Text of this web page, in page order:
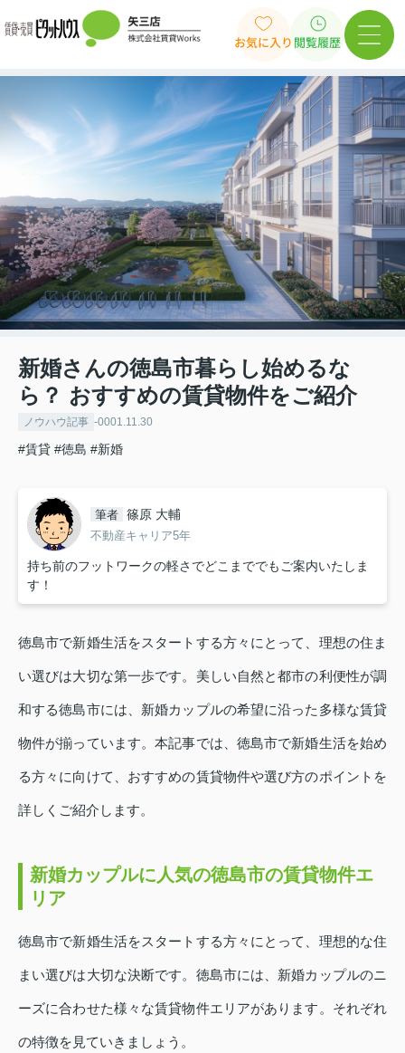
お気に入り 閲覧履歴
新婚さんの徳島市暮らし始めるな
ら？ おすすめの賃貸物件をご紹介
ノウハウ記事 -0001.11.30
#賃貸 #徳島 #新婚
筆者 篠原 大輔
不動産キャリア5年
持ち前のフットワークの軽さでどこまででもご案内いたしま
す！
徳島市で新婚生活をスタートする方々にとって、理想の住ま
い選びは大切な第一歩です。美しい自然と都市の利便性が調
和する徳島市には、新婚カップルの希望に沿った多様な賃貸
物件が揃っています。本記事では、徳島市で新婚生活を始め
る方々に向けて、おすすめの賃貸物件や選び方のポイントを
詳しくご紹介します。
新婚カップルに人気の徳島市の賃貸物件エ
リア
徳島市で新婚生活をスタートする方々にとって、理想的な住
まい選びは大切な決断です。徳島市には、新婚カップルのニ
ーズに合わせた様々な賃貸物件エリアがあります。それぞれ
の特徴を見ていきましょう。